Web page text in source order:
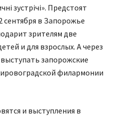
зустрічі». Предстоят
сентября в Запорожье
зрителям две
и для взрослых. А через
запорожские
филармонии
и выступления в